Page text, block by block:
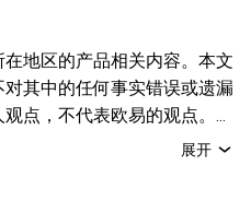
地区的产品相关内容。本文
其中的任何事实错误或遗漏
点，不代表欧易的观点。
括但不限于：(i) 投资建议
展开